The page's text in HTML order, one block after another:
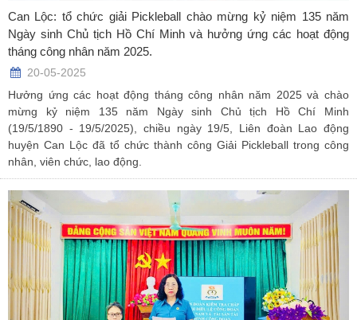
Can Lộc: tổ chức giải Pickleball chào mừng kỷ niệm 135 năm
Ngày sinh Chủ tịch Hồ Chí Minh và hưởng ứng các hoạt động
tháng công nhân năm 2025.
20-05-2025
Hưởng ứng các hoạt động tháng công nhân năm 2025 và chào
mừng kỷ niệm 135 năm Ngày sinh Chủ tịch Hồ Chí Minh
(19/5/1890 - 19/5/2025), chiều ngày 19/5, Liên đoàn Lao động
huyện Can Lộc đã tổ chức thành công Giải Pickleball trong công
nhân, viên chức, lao động.